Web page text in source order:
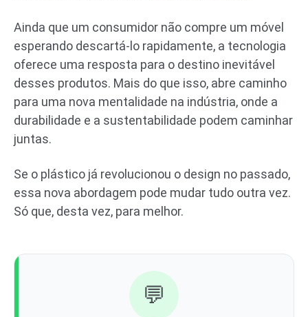
Ainda que um consumidor não compre um móvel
esperando descartá-lo rapidamente, a tecnologia
oferece uma resposta para o destino inevitável
desses produtos. Mais do que isso, abre caminho
para uma nova mentalidade na indústria, onde a
durabilidade e a sustentabilidade podem caminhar
juntas.
Se o plástico já revolucionou o design no passado,
essa nova abordagem pode mudar tudo outra vez.
Só que, desta vez, para melhor.
💬